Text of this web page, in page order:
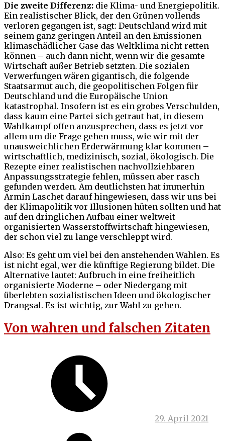
Die zweite Differenz: die Klima- und Energiepolitik.
Ein realistischer Blick, der den Grünen vollends
verloren gegangen ist, sagt: Deutschland wird mit
seinem ganz geringen Anteil an den Emissionen
klimaschädlicher Gase das Weltklima nicht retten
können – auch dann nicht, wenn wir die gesamte
Wirtschaft außer Betrieb setzten. Die sozialen
Verwerfungen wären gigantisch, die folgende
Staatsarmut auch, die geopolitischen Folgen für
Deutschland und die Europäische Union
katastrophal. Insofern ist es ein grobes Verschulden,
dass kaum eine Partei sich getraut hat, in diesem
Wahlkampf offen anzusprechen, dass es jetzt vor
allem um die Frage gehen muss, wie wir mit der
unausweichlichen Erderwärmung klar kommen –
wirtschaftlich, medizinisch, sozial, ökologisch. Die
Rezepte einer realistischen nachvollziehbaren
Anpassungsstrategie fehlen, müssen aber rasch
gefunden werden. Am deutlichsten hat immerhin
Armin Laschet darauf hingewiesen, dass wir uns bei
der Klimapolitik vor Illusionen hüten sollten und hat
auf den dringlichen Aufbau einer weltweit
organisierten Wasserstoffwirtschaft hingewiesen,
der schon viel zu lange verschleppt wird.
Also: Es geht um viel bei den anstehenden Wahlen. Es
ist nicht egal, wer die künftige Regierung bildet. Die
Alternative lautet: Aufbruch in eine freiheitlich
organisierte Moderne – oder Niedergang mit
überlebten sozialistischen Ideen und ökologischer
Drangsal. Es ist wichtig, zur Wahl zu gehen.
Von wahren und falschen Zitaten
29. April 2021